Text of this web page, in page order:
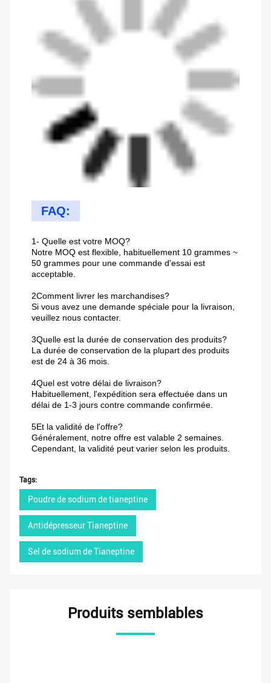
FAQ:
1- Quelle est votre MOQ?
Notre MOQ est flexible, habituellement 10 grammes ~
50 grammes pour une commande d'essai est
acceptable.
2Comment livrer les marchandises?
Si vous avez une demande spéciale pour la livraison,
veuillez nous contacter.
3Quelle est la durée de conservation des produits?
La durée de conservation de la plupart des produits
est de 24 à 36 mois.
4Quel est votre délai de livraison?
Habituellement, l'expédition sera effectuée dans un
délai de 1-3 jours contre commande confirmée.
5Et la validité de l'offre?
Généralement, notre offre est valable 2 semaines.
Cependant, la validité peut varier selon les produits.
Tags:
Poudre de sodium de tianeptine
Antidépresseur Tianeptine
Sel de sodium de Tianeptine
Produits semblables